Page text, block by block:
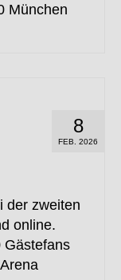
München
8
FEB. 2026
der zweiten
online.
Gästefans